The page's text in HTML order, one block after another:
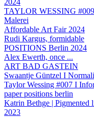
2024
TAYLOR WESSING
Malerei
Affordable Art Fair 2024
Rudi Kargus, formidable
POSITIONS Berlin 2024
Alex Ewerth, once ...
ART BAD GASTEIN
Swaantje Güntzel I
Taylor Wessing #007 I
paper positions berlin
Katrin Bethge | Pigmented
2023